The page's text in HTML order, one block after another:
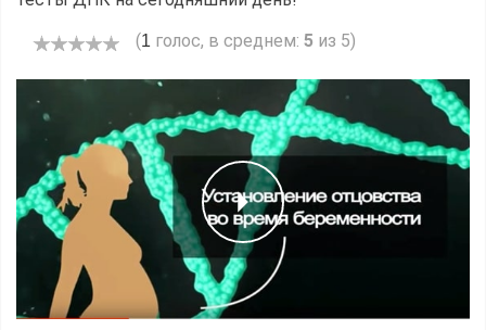
(1 голос, в среднем: 5 из 5)